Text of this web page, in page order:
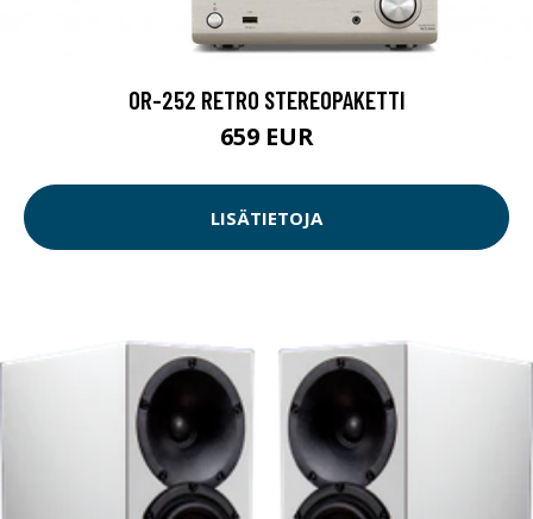
OR-252 RETRO STEREOPAKETTI
659 EUR
LISÄTIETOJA